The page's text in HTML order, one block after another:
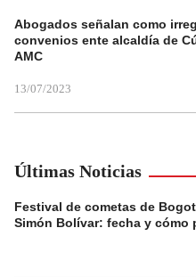
Abogados señalan como
convenios ente alcaldía de
AMC
13/07/2023
Últimas Noticias
Festival de cometas de
Simón Bolívar: fecha y cómo